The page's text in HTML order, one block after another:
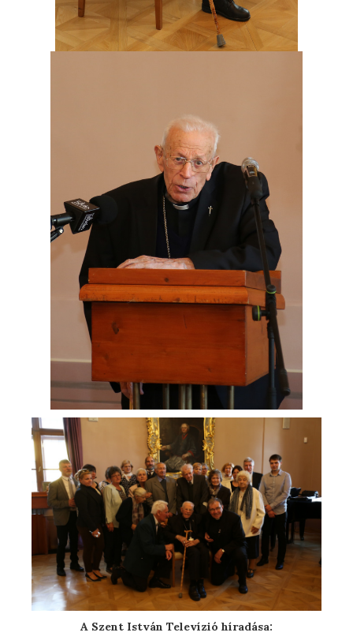
A Szent István Televízió híradása: